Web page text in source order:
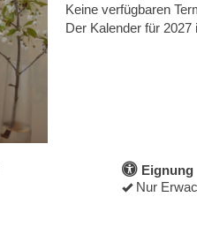
Keine verfügbaren
Der Kalender für 2027
Eignung
Nur